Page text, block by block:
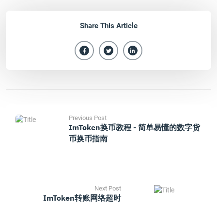
Share This Article
Previous Post
ImToken换币教程 - 简单易懂的数字货
币换币指南
Next Post
ImToken转账网络超时